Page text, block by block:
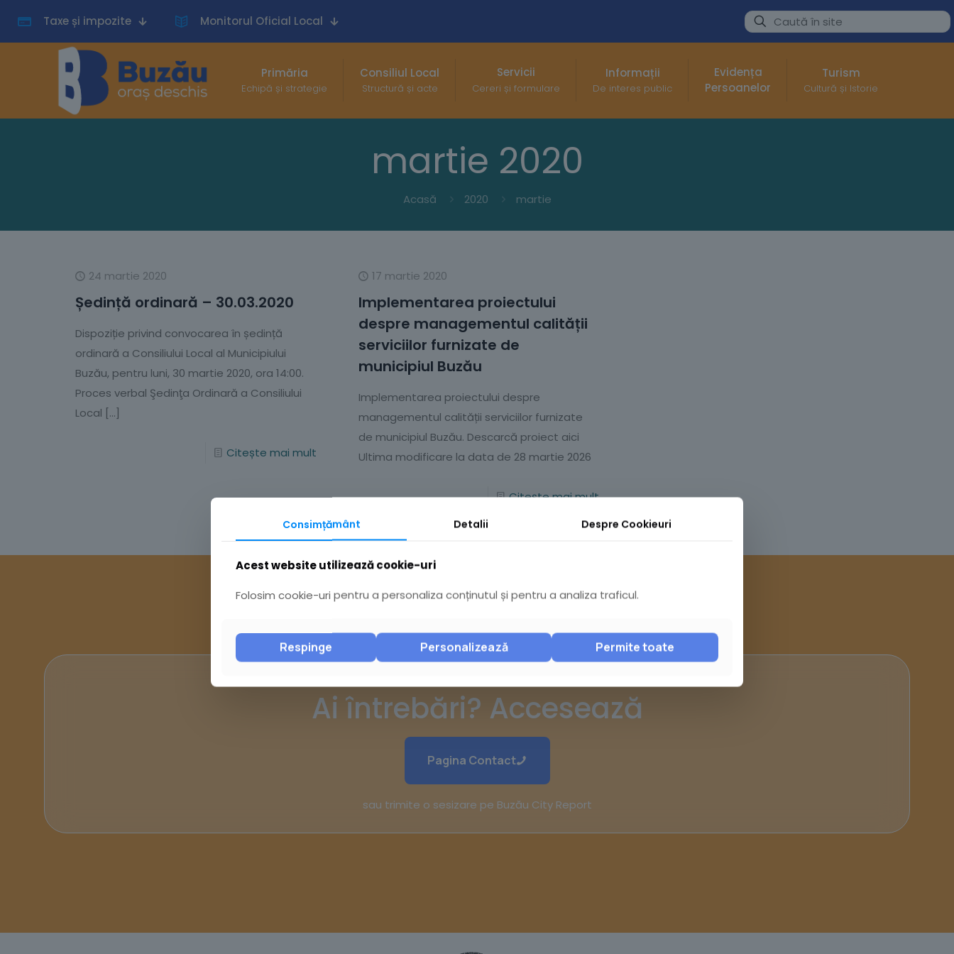
Taxe și impozite Monitorul Oficial Local
Primăria
Echipă și strategie
Consiliul Local
Structură și acte
Servicii
Cereri și formulare
Informații
De interes public
Evidența
Persoanelor
Turism
Cultură și Istorie
martie 2020
Acasă 2020 martie
24 martie 2020
Ședință ordinară – 30.03.2020
Dispoziție privind convocarea în ședință
ordinară a Consiliului Local al Municipiului
Buzău, pentru luni, 30 martie 2020, ora 14:00.
Proces verbal Şedinţa Ordinară a Consiliului
Local […]
Citește mai mult
17 martie 2020
Implementarea proiectului
despre managementul calității
serviciilor furnizate de
municipiul Buzău
Implementarea proiectului despre
managementul calității serviciilor furnizate
de municipiul Buzău. Descarcă proiect aici
Ultima modificare la data de 28 martie 2026
Citește mai mult
Ai întrebări? Accesează
Pagina Contact
sau trimite o sesizare pe Buzău City Report
Consimțământ Detalii Despre Cookieuri
Acest website utilizează cookie-uri
Folosim cookie-uri pentru a personaliza conținutul și pentru a analiza traficul.
Respinge Personalizează Permite toate